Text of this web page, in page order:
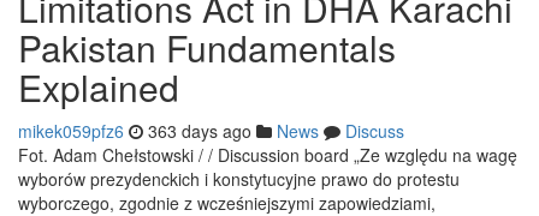
Pakistan Fundamentals
Explained
mikek059pfz6 363 days ago News
Discuss
Fot. Adam Chełstowski / / Discussion board „Ze względu na wagę
wyborów prezydenckich i konstytucyjne prawo do protestu
wyborczego, zgodnie z wcześniejszymi zapowiedziami,